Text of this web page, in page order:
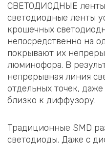
СВЕТОДИОДНЫЕ
светодиодные ленты
крошечных
непосредственно на
покрывают их
люминофора. В
непрерывная линия
отдельных точек,
близко к диффузору.
Традиционные SMD
светодиоды. Даже с